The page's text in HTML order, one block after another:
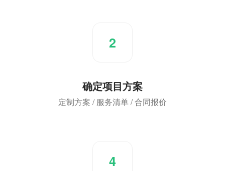
2
确定项目方案
定制方案 / 服务清单 / 合同报价
4